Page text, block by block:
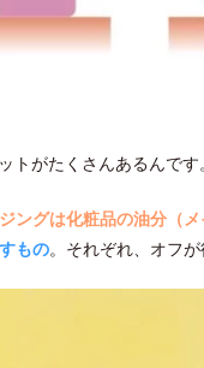
がたくさんあるんです。
ングは化粧品の油分（
もの。それぞれ、オフ